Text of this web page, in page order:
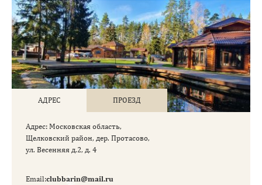
АДРЕС ПРОЕЗД
Aдрес: Московская область,
Щелковский район, дер. Протасово,
ул. Весенняя д.2, д. 4
Email:clubbarin@mail.ru